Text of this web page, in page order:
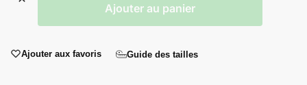
Ajouter au panier
Ajouter aux favoris Guide des tailles